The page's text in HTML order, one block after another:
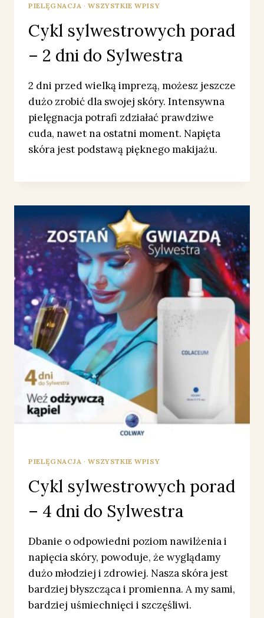
PIELĘGNACJA ·WSZYSTKIE WPISY
Cykl sylwestrowych porad
– 2 dni do Sylwestra
2 dni przed wielką imprezą, możesz jeszcze
dużo zrobić dla swojej skóry. Intensywna
pielęgnacja potrafi zdziałać prawdziwe
cuda, nawet na ostatni moment. Napięta
skóra jest podstawą pięknego makijażu.
PIELĘGNACJA ·WSZYSTKIE WPISY
Cykl sylwestrowych porad
– 4 dni do Sylwestra
Dbanie o odpowiedni poziom nawilżenia i
napięcia skóry, powoduje, że wyglądamy
dużo młodziej i zdrowiej. Nasza skóra jest
bardziej błyszcząca i promienna. A my sami,
bardziej uśmiechnięci i szczęśliwi.